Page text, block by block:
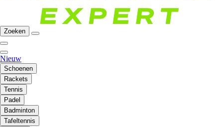
Zoeken
Nieuw
Schoenen
Rackets
Tennis
Padel
Badminton
Tafeltennis